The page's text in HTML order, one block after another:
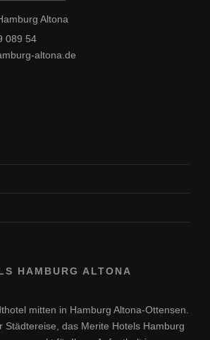
Altona
089 54
altona.de
HAMBURG ALTONA
mitten in Hamburg Altona-Ottensen.
Städtereise, das Merite Hotels Hamburg